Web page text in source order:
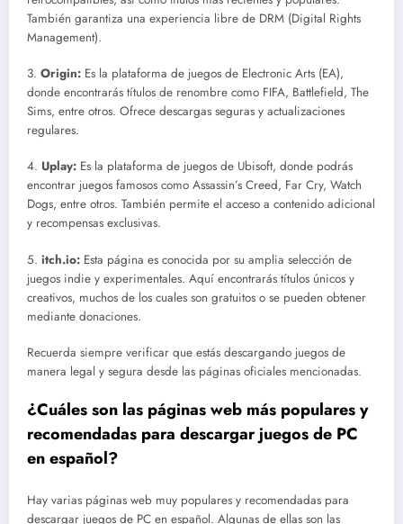
También garantiza una experiencia libre de DRM (Digital Rights
Management).
3. Origin: Es la plataforma de juegos de Electronic Arts (EA),
donde encontrarás títulos de renombre como FIFA, Battlefield, The
Sims, entre otros. Ofrece descargas seguras y actualizaciones
regulares.
4. Uplay: Es la plataforma de juegos de Ubisoft, donde podrás
encontrar juegos famosos como Assassin’s Creed, Far Cry, Watch
Dogs, entre otros. También permite el acceso a contenido adicional
y recompensas exclusivas.
5. itch.io: Esta página es conocida por su amplia selección de
juegos indie y experimentales. Aquí encontrarás títulos únicos y
creativos, muchos de los cuales son gratuitos o se pueden obtener
mediante donaciones.
Recuerda siempre verificar que estás descargando juegos de
manera legal y segura desde las páginas oficiales mencionadas.
¿Cuáles son las páginas web más populares y
recomendadas para descargar juegos de PC
en español?
Hay varias páginas web muy populares y recomendadas para
descargar juegos de PC en español. Algunas de ellas son las